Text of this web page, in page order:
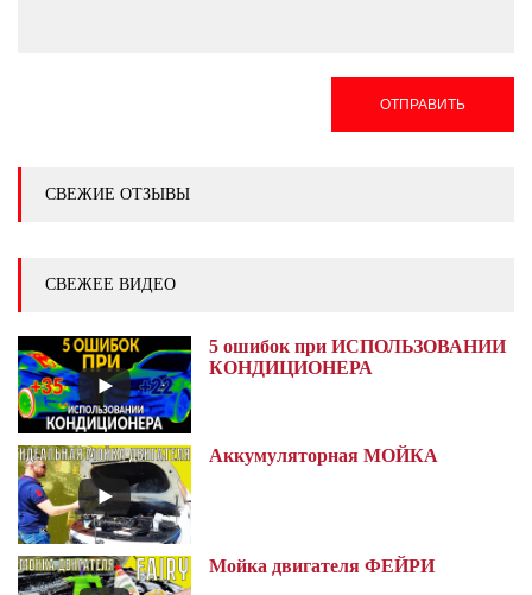
ОТПРАВИТЬ
СВЕЖИЕ ОТЗЫВЫ
СВЕЖЕЕ ВИДЕО
5 ошибок при ИСПОЛЬЗОВАНИИ
КОНДИЦИОНЕРА
Аккумуляторная МОЙКА
Мойка двигателя ФЕЙРИ